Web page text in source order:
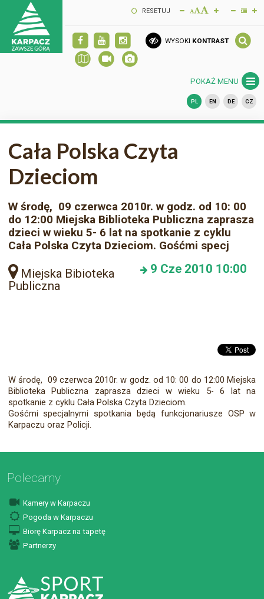
RESETUJ
WYSOKI KONTRAST
POKAŻ MENU
PL EN DE CZ
Cała Polska Czyta
Dzieciom
W środę, 09 czerwca 2010r. w godz. od 10: 00
do 12:00 Miejska Biblioteka Publiczna zaprasza
dzieci w wieku 5- 6 lat na spotkanie z cyklu
Cała Polska Czyta Dzieciom. Gośćmi specj
Miejska Bibioteka
Publiczna
9 Cze 2010 10:00
W środę, 09 czerwca 2010r. w godz. od 10: 00 do 12:00 Miejska
Biblioteka Publiczna zaprasza dzieci w wieku 5- 6 lat na
spotkanie z cyklu Cała Polska Czyta Dzieciom.
Gośćmi specjalnymi spotkania będą funkcjonariusze OSP w
Karpaczu oraz Policji.
Polecamy
Kamery w Karpaczu
Pogoda w Karpaczu
Biorę Karpacz na tapetę
Partnerzy